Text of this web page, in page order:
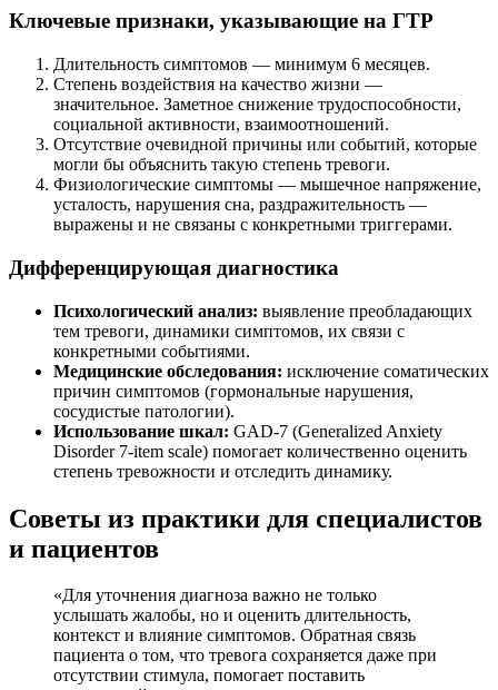
Ключевые признаки, указывающие на ГТР
Длительность симптомов — минимум 6 месяцев.
Степень воздействия на качество жизни —
значительное. Заметное снижение трудоспособности,
социальной активности, взаимоотношений.
Отсутствие очевидной причины или событий, которые
могли бы объяснить такую степень тревоги.
Физиологические симптомы — мышечное напряжение,
усталость, нарушения сна, раздражительность —
выражены и не связаны с конкретными триггерами.
Дифференцирующая диагностика
Психологический анализ: выявление преобладающих
тем тревоги, динамики симптомов, их связи с
конкретными событиями.
Медицинские обследования: исключение соматических
причин симптомов (гормональные нарушения,
сосудистые патологии).
Использование шкал: GAD-7 (Generalized Anxiety
Disorder 7-item scale) помогает количественно оценить
степень тревожности и отследить динамику.
Советы из практики для специалистов
и пациентов
«Для уточнения диагноза важно не только
услышать жалобы, но и оценить длительность,
контекст и влияние симптомов. Обратная связь
пациента о том, что тревога сохраняется даже при
отсутствии стимула, помогает поставить